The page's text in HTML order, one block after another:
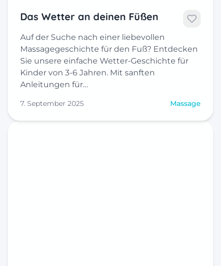
Das Wetter an deinen Füßen
Auf der Suche nach einer liebevollen
Massagegeschichte für den Fuß? Entdecken
Sie unsere einfache Wetter-Geschichte für
Kinder von 3-6 Jahren. Mit sanften
Anleitungen für…
7. September 2025 Massage